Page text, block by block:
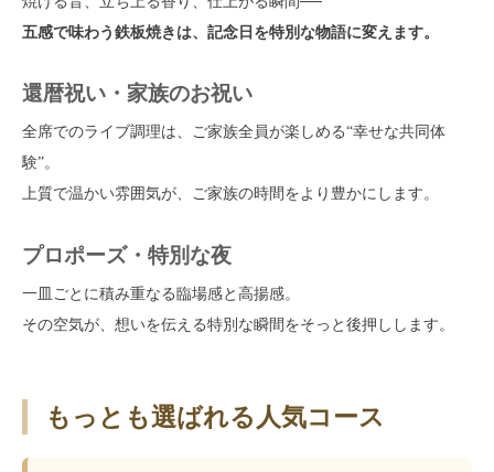
五感で味わう鉄板焼きは、記念日を特別な物語に変えます。
還暦祝い・家族のお祝い
全席でのライブ調理は、ご家族全員が楽しめる“幸せな共同体
験”。
上質で温かい雰囲気が、ご家族の時間をより豊かにします。
プロポーズ・特別な夜
一皿ごとに積み重なる臨場感と高揚感。
その空気が、想いを伝える特別な瞬間をそっと後押しします。
もっとも選ばれる人気コース